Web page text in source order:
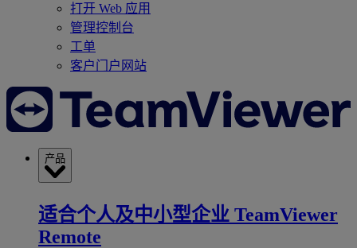
打开 Web 应用
管理控制台
工单
客户门户网站
产品
适合个人及中小型企业 TeamViewer
Remote